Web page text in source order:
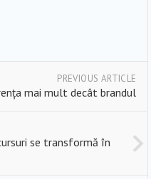
PREVIOUS ARTICLE
mai mult decât brandul
se transformă în